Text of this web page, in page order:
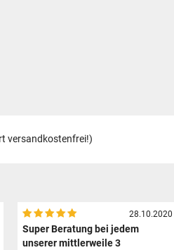
versandkostenfrei!)
28.10.2020
Super Beratung bei jedem
unserer mittlerweile 3